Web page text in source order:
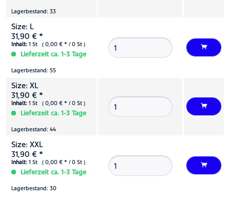
Lagerbestand: 33
Size: L
31,90 € *
Inhalt: 1 St ( 0,00 € * / 0 St )
Lieferzeit ca. 1-3 Tage
Lagerbestand: 55
Size: XL
31,90 € *
Inhalt: 1 St ( 0,00 € * / 0 St )
Lieferzeit ca. 1-3 Tage
Lagerbestand: 44
Size: XXL
31,90 € *
Inhalt: 1 St ( 0,00 € * / 0 St )
Lieferzeit ca. 1-3 Tage
Lagerbestand: 30